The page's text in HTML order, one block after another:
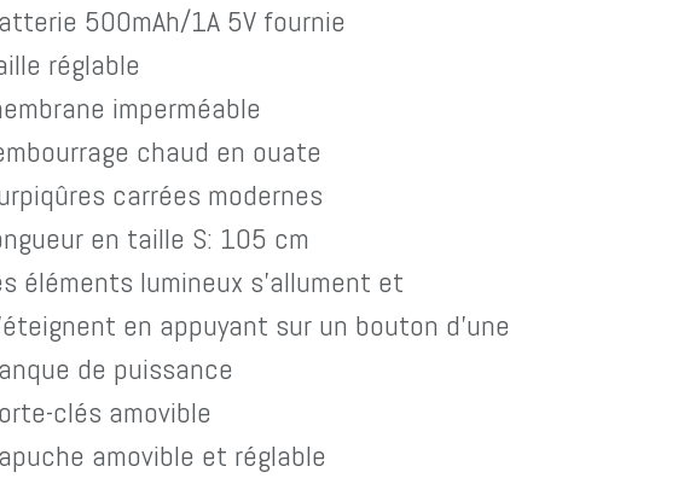
500mAh/1A 5V fournie
réglable
imperméable
chaud en ouate
carrées modernes
en taille S: 105 cm
éléments lumineux s'allument et
en appuyant sur un bouton d'une
de puissance
clés amovible
amovible et réglable